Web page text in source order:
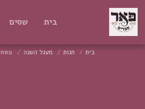
בית שסים
בית חנות מעגל השנה פסח